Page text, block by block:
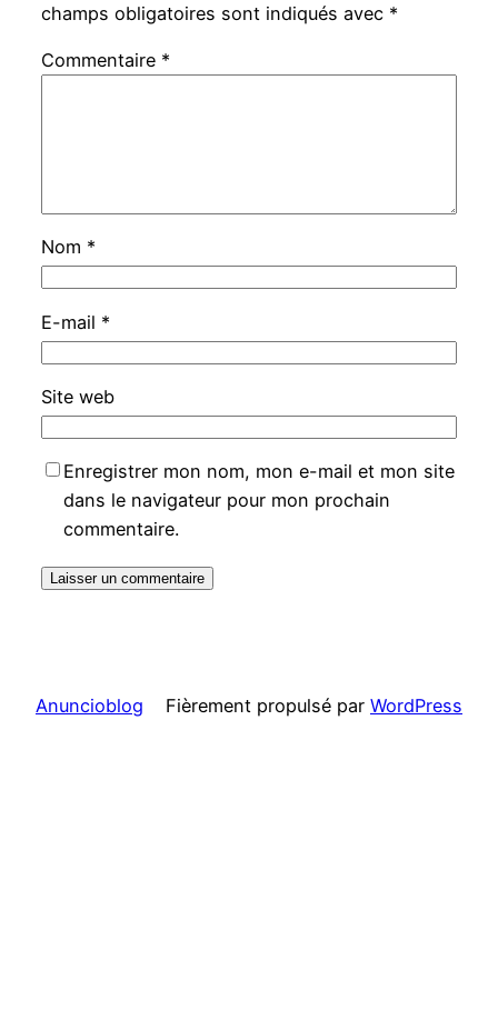
champs obligatoires sont indiqués avec *
Commentaire *
Nom *
E-mail *
Site web
Enregistrer mon nom, mon e-mail et mon site
dans le navigateur pour mon prochain
commentaire.
Anuncioblog Fièrement propulsé par WordPress